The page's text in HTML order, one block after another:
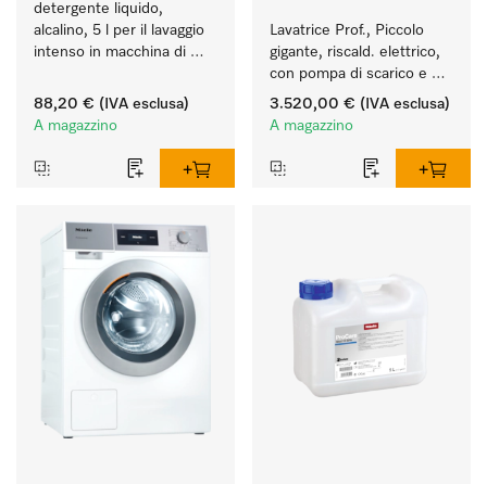
detergente liquido,
alcalino, 5 l per il lavaggio
intenso in macchina di
laboratorio.
88,20 € (IVA esclusa)
A magazzino
Lavatrice Prof., Piccolo
gigante, riscald. elettrico,
con pompa di scarico e
programmi di disinfezione.
Resa 7 kg in 49 min.
3.520,00 € (IVA esclusa)
A magazzino